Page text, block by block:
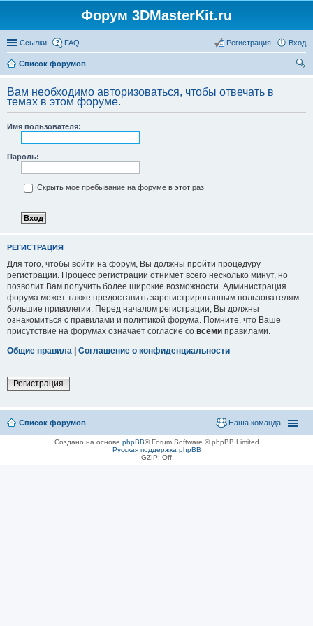
Форум 3DMasterKit.ru
Ссылки FAQ Вход
Регистрация
Список форумов
Вам необходимо авторизоваться, чтобы отвечать в
темах в этом форуме.
Имя пользователя:
Пароль:
Скрыть мое пребывание на форуме в этот раз
РЕГИСТРАЦИЯ
Для того, чтобы войти на форум, Вы должны пройти процедуру
регистрации. Процесс регистрации отнимет всего несколько минут, но
позволит Вам получить более широкие возможности. Администрация
форума может также предоставить зарегистрированным пользователям
большие привилегии. Перед началом регистрации, Вы должны
ознакомиться с правилами и политикой форума. Помните, что Ваше
присутствие на форумах означает согласие со всеми правилами.
Общие правила | Соглашение о конфиденциальности
Регистрация
Список форумов Наша команда
Создано на основе phpBB® Forum Software © phpBB Limited
Русская поддержка phpBB
GZIP: Off